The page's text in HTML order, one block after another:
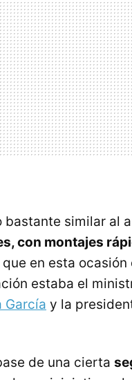
bastante similar al
con montajes
que en esta
estaba el
García y la
de una cierta